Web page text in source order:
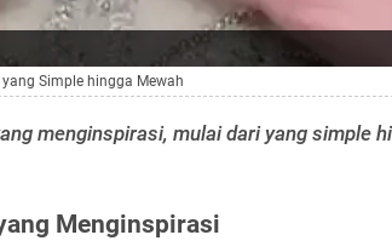
Simple hingga Mewah
menginspirasi, mulai dari yang simple
Menginspirasi